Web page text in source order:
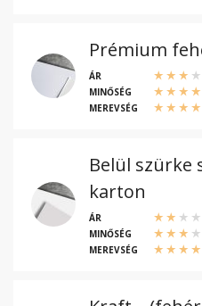
Prémium
ÁR
MINŐSÉG
MEREVSÉG
Belül szürke
karton
ÁR
MINŐSÉG
MEREVSÉG